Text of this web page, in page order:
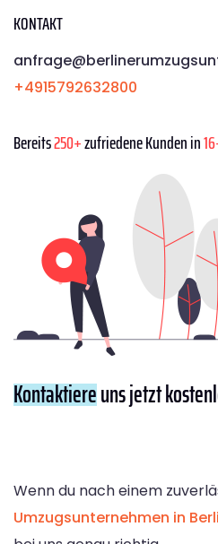
KONTAKT
+4915792632800
Bereits250+zufriedene Kunden in
Kontaktiereuns jetzt
Wenn du nach einem
Umzugsunternehmen in